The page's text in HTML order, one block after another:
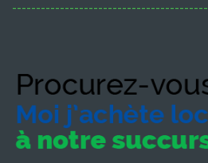
-----------------------------------------